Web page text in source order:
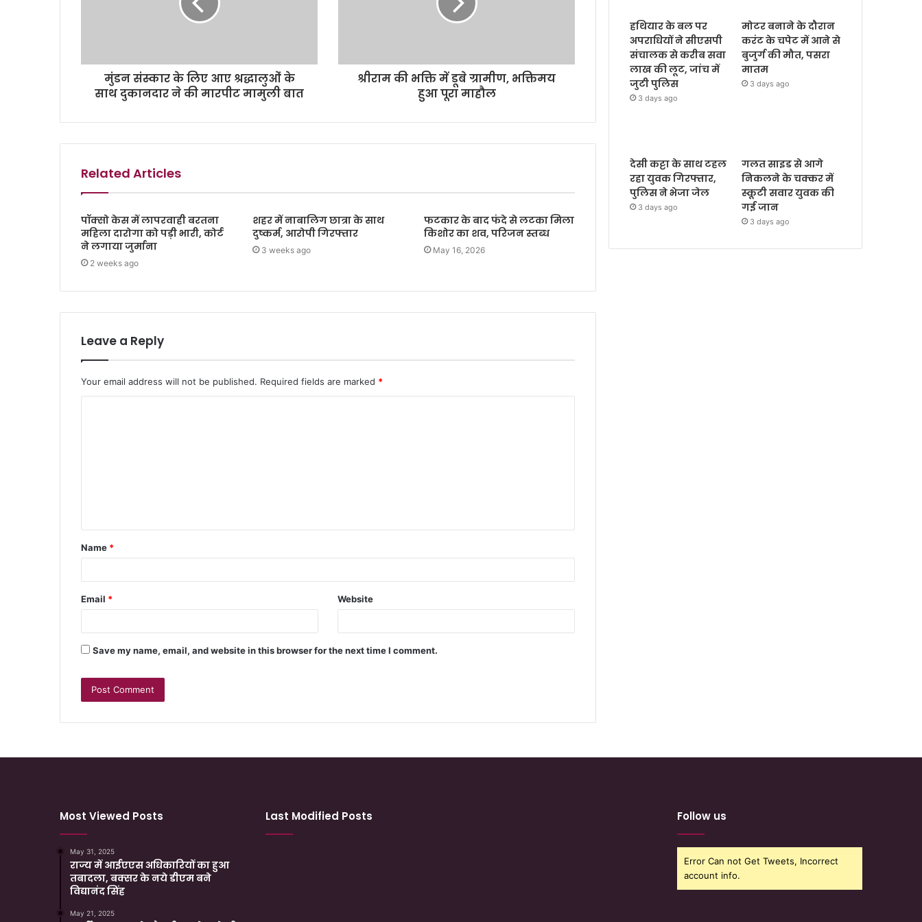
मुंडन संस्कार के लिए आए श्रद्धालुओं के
साथ दुकानदार ने की मारपीट मामुली बात
श्रीराम की भक्ति में डूबे ग्रामीण, भक्तिमय
हुआ पूरा माहौल
Related Articles
पॉक्सो केस में लापरवाही बरतना
महिला दारोगा को पड़ी भारी, कोर्ट
ने लगाया जुर्माना
2 weeks ago
शहर में नाबालिग छात्रा के साथ
दुष्कर्म, आरोपी गिरफ्तार
3 weeks ago
फटकार के बाद फंदे से लटका मिला
किशोर का शव, परिजन स्तब्ध
May 16, 2026
Leave a Reply
Your email address will not be published. Required fields are marked *
Name *
Email * Website
Save my name, email, and website in this browser for the next time I comment.
हथियार के बल पर
अपराधियों ने सीएसपी
संचालक से करीब सवा
लाख की लूट, जांच में
जुटी पुलिस
3 days ago
मोटर बनाने के दौरान
करंट के चपेट में आने से
बुजुर्ग की मौत, पसरा
मातम
3 days ago
देसी कट्टा के साथ टहल
रहा युवक गिरफ्तार,
पुलिस ने भेजा जेल
3 days ago
गलत साइड से आगे
निकलने के चक्कर में
स्कूटी सवार युवक की
गई जान
3 days ago
Most Viewed Posts
May 31, 2025
राज्य में आईएएस अधिकारियों का हुआ
तबादला, बक्सर के नये डीएम बने
विद्यानंद सिंह
May 21, 2025
Last Modified Posts Follow us
Error Can not Get Tweets, Incorrect
account info.